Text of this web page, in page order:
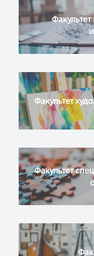
Факультет
Факультет